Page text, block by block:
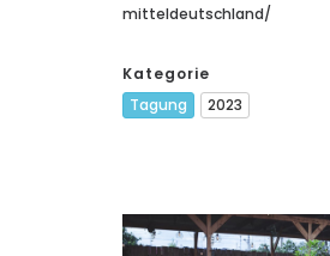
mitteldeutschland/
Kategorie
Tagung
2023